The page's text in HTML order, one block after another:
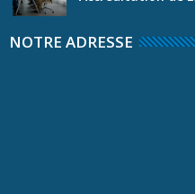
NOTRE ADRESSE